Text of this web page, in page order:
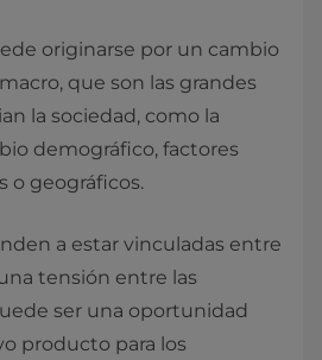
originarse por un cambio
que son las grandes
la sociedad, como la
demográfico, factores
o geográficos.
a estar vinculadas entre
tensión entre las
ser una oportunidad
producto para los